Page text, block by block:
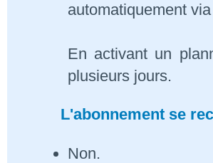
automatiquement
En activant un
plusieurs jours.
L'abonnement se
Non.